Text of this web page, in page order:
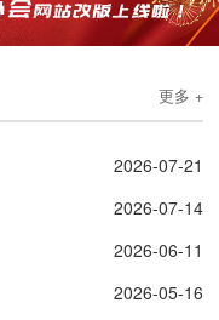
更多 +
2026-07-21
2026-07-14
2026-06-11
2026-05-16